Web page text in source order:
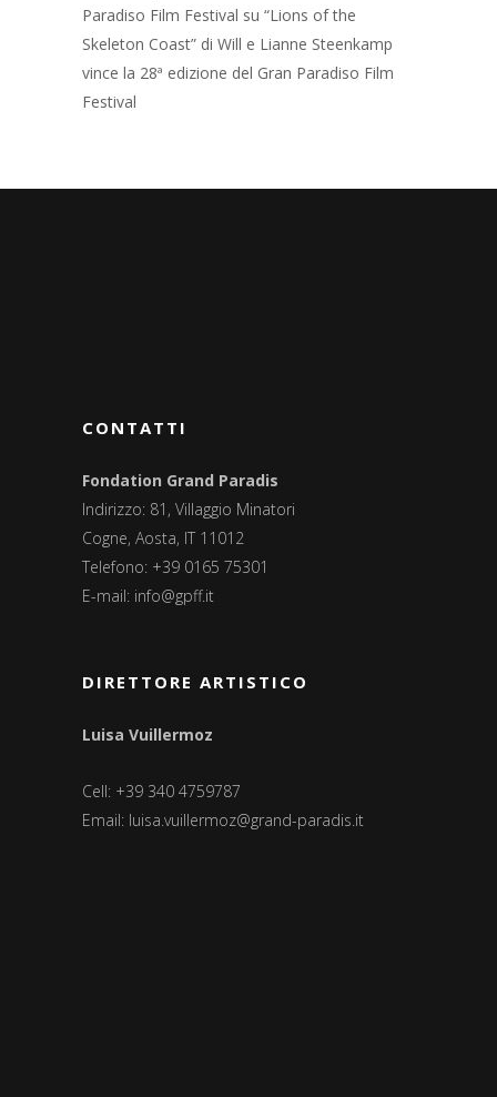
Paradiso Film Festival su “Lions of the
Skeleton Coast” di Will e Lianne Steenkamp
vince la 28ª edizione del Gran Paradiso Film
Festival
CONTATTI
Fondation Grand Paradis
Indirizzo: 81, Villaggio Minatori
Cogne, Aosta, IT 11012
Telefono: +39 0165 75301
E-mail: info@gpff.it
DIRETTORE ARTISTICO
Luisa Vuillermoz
Cell: +39 340 4759787
Email: luisa.vuillermoz@grand-paradis.it